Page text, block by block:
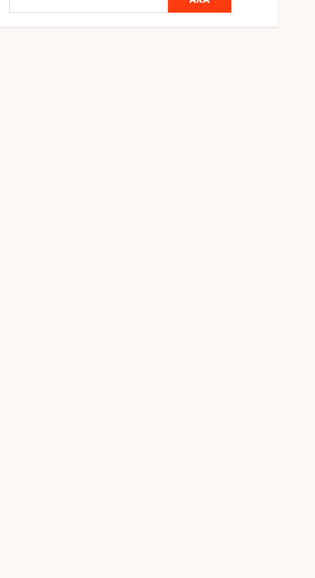
Manevi Atmosfer ve Özel
Hazırlıklar